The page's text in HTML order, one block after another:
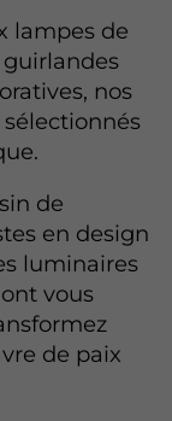
lampes de
nos
de
en design
luminaires
vous
de paix